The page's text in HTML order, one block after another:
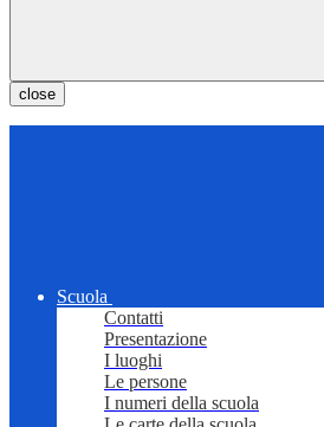
close
Scuola
Contatti
Presentazione
I luoghi
Le persone
I numeri della scuola